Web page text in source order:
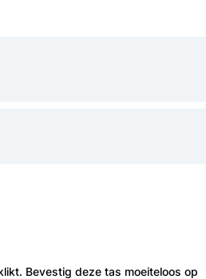
Bevestig deze tas moeiteloos op